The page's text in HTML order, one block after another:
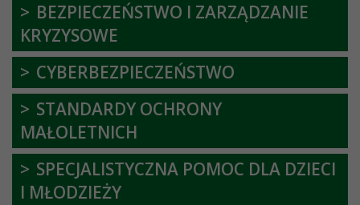
BEZPIECZEŃSTWO I ZARZĄDZANIE
KRYZYSOWE
CYBERBEZPIECZEŃSTWO
STANDARDY OCHRONY
MAŁOLETNICH
SPECJALISTYCZNA POMOC DLA DZIECI
I MŁODZIEŻY